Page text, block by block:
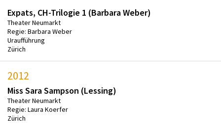
Expats, CH-Trilogie 1 (Barbara Weber)
Theater Neumarkt
Regie: Barbara Weber
Uraufführung
Zürich
2012
Miss Sara Sampson (Lessing)
Theater Neumarkt
Regie: Laura Koerfer
Zürich